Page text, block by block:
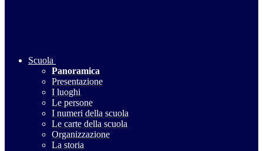
Scuola
Panoramica
Presentazione
I luoghi
Le persone
I numeri della scuola
Le carte della scuola
Organizzazione
La storia